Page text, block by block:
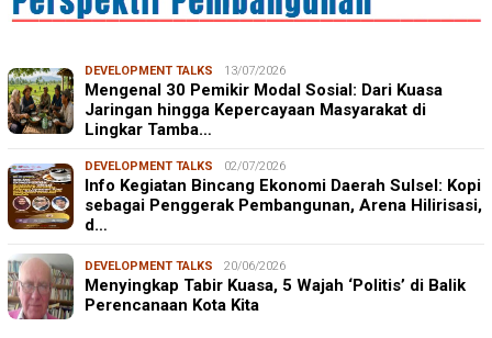
DEVELOPMENT TALKS 13/07/2026
Mengenal 30 Pemikir Modal Sosial: Dari Kuasa
Jaringan hingga Kepercayaan Masyarakat di
Lingkar Tamba…
DEVELOPMENT TALKS 02/07/2026
Info Kegiatan Bincang Ekonomi Daerah Sulsel: Kopi
sebagai Penggerak Pembangunan, Arena Hilirisasi,
d…
DEVELOPMENT TALKS 20/06/2026
Menyingkap Tabir Kuasa, 5 Wajah ‘Politis’ di Balik
Perencanaan Kota Kita